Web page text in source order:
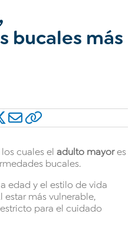
bucales más
cuales el adulto mayores
bucales.
edad y el estilo de vida
estar más vulnerable,
para el cuidado